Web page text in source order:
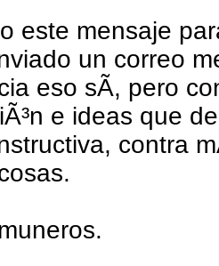
este mensaje
un correo
eso sÃ­, pero
e ideas que
contra